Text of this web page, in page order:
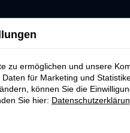
zu ermöglichen und unsere
für Marketing und
können Sie die
Sie hier: